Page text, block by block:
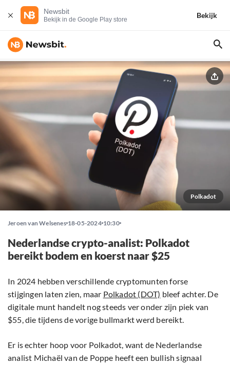
Newsbit
Bekijk in de Google Play store
Bekijk
Polkadot
Jeroen van Welsenes 18-05-2024 10:30
Nederlandse crypto-analist: Polkadot
bereikt bodem en koerst naar $25
In 2024 hebben verschillende cryptomunten forse
stijgingen laten zien, maar Polkadot (DOT) bleef achter. De
digitale munt handelt nog steeds ver onder zijn piek van
$55, die tijdens de vorige bullmarkt werd bereikt.
Er is echter hoop voor Polkadot, want de Nederlandse
analist Michaël van de Poppe heeft een bullish signaal